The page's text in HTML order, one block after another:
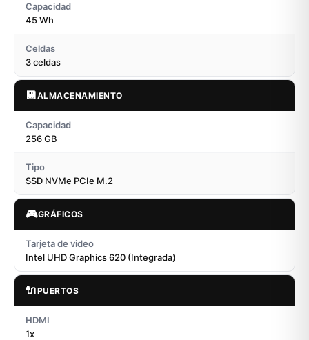
Capacidad
45 Wh
Celdas
3 celdas
💾ALMACENAMIENTO
Capacidad
256 GB
Tipo
SSD NVMe PCIe M.2
🎮GRÁFICOS
Tarjeta de video
Intel UHD Graphics 620 (Integrada)
🔌PUERTOS
HDMI
1x